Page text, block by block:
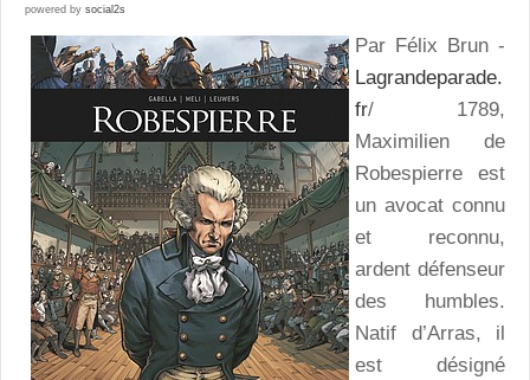
powered by social2s
Par Félix Brun -
Lagrandeparade.
fr/ 1789,
Maximilien de
Robespierre est
un avocat connu
et reconnu,
ardent défenseur
des humbles.
Natif d’Arras, il
est désigné